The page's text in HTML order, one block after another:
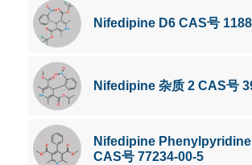
Nifedipine D6 CAS号
Nifedipine 杂质 2 CAS号
Nifedipine
CAS号 77234-00-5